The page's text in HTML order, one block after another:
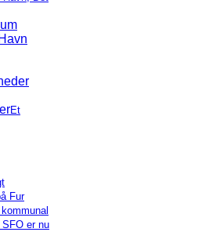
Et
Fur
er nu